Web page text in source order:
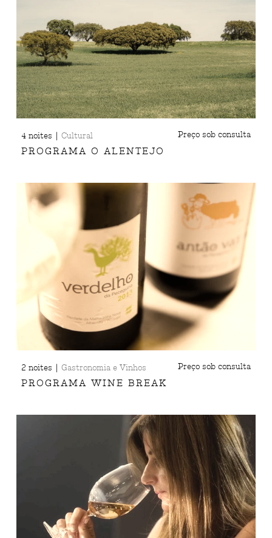
4 noites |Cultural
PROGRAMA O ALENTEJO
Preço sob consulta
2 noites |Gastronomia e Vinhos
PROGRAMA WINE BREAK
Preço sob consulta